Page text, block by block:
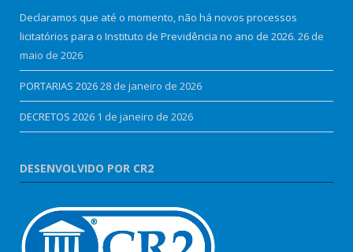
Declaramos que até o momento, não há novos processos
licitatórios para o Instituto de Previdência no ano de 2026. 26 de
maio de 2026
PORTARIAS 202628 de janeiro de 2026
DECRETOS 2026 1 de janeiro de 2026
DESENVOLVIDO POR CR2